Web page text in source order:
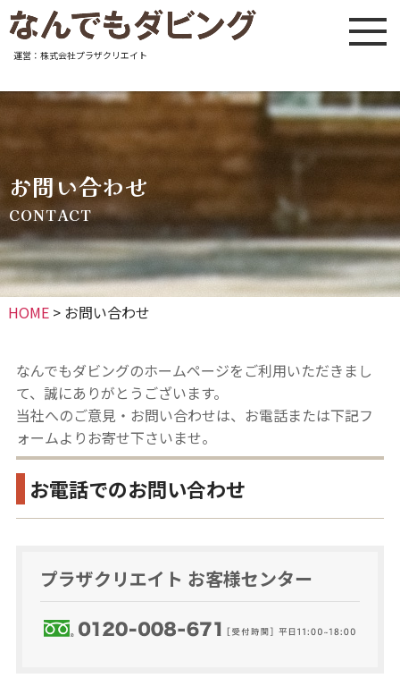
運営：株式会社プラザクリエイト
お問い合わせ
CONTACT
HOME > お問い合わせ
なんでもダビングのホームページをご利用いただきまし
て、誠にありがとうございます。
当社へのご意見・お問い合わせは、お電話または下記フ
ォームよりお寄せ下さいませ。
お電話でのお問い合わせ
プラザクリエイト お客様センター